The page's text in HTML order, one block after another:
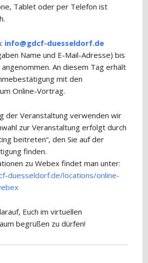
Tablet oder per Telefon ist
info@gdcf-duesseldorf.de
Name und E-Mail-Adresse) bis
An diesem Tag erhält
mit den
Online-Vortrag.
der Veranstaltung verwenden wir
zur Veranstaltung erfolgt durch
beitreten“, den Sie auf der
finden.
zu Webex findet man unter:
duesseldorf.de/locations/online-
Euch im virtuellen
begrüßen zu dürfen!